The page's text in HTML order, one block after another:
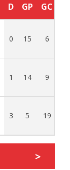
D GP GC
0 15 6
1 14 9
3 5 19
>